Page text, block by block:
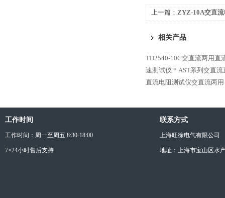
上一篇： ZYZ-10A交直
相关产品
TD2540-10C交直流两用直
速测试仪 * AST系列交直
直流电阻测试仪交直流两
工作时间
工作时间：周一至周五 8:30-18:00
7×24小时售后支持
联系方式
上海旺徐电气有限公司
地址：上海市宝山区水